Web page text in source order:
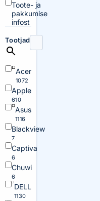
Toote- ja
pakkumise
infost
Tootjad
Acer
1072
Apple
610
Asus
1116
Blackview
7
Captiva
6
Chuwi
6
DELL
1130